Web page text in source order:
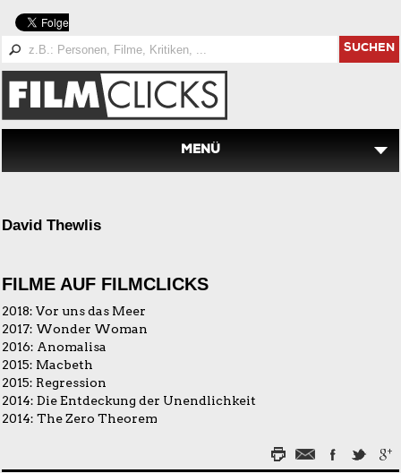
SUCHEN
MENÜ
David Thewlis
FILME AUF FILMCLICKS
2018: Vor uns das Meer
2017: Wonder Woman
2016: Anomalisa
2015: Macbeth
2015: Regression
2014: Die Entdeckung der Unendlichkeit
2014: The Zero Theorem